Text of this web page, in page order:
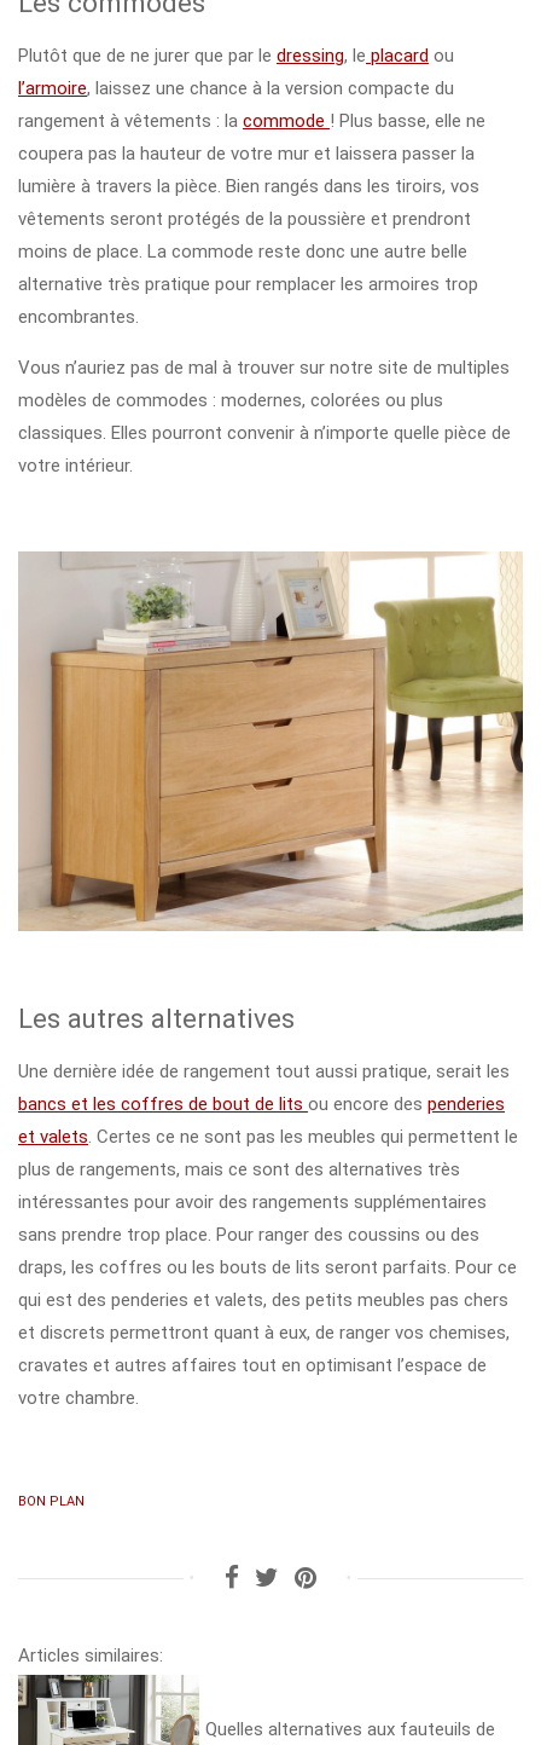
Plutôt que de ne jurer que par le dressing, le placard ou
l’armoire, laissez une chance à la version compacte du
rangement à vêtements : la commode ! Plus basse, elle ne
coupera pas la hauteur de votre mur et laissera passer la
lumière à travers la pièce. Bien rangés dans les tiroirs, vos
vêtements seront protégés de la poussière et prendront
moins de place. La commode reste donc une autre belle
alternative très pratique pour remplacer les armoires trop
encombrantes.
Vous n’auriez pas de mal à trouver sur notre site de multiples
modèles de commodes : modernes, colorées ou plus
classiques. Elles pourront convenir à n’importe quelle pièce de
votre intérieur.
Les autres alternatives
Une dernière idée de rangement tout aussi pratique, serait les
bancs et les coffres de bout de lits ou encore des penderies
et valets. Certes ce ne sont pas les meubles qui permettent le
plus de rangements, mais ce sont des alternatives très
intéressantes pour avoir des rangements supplémentaires
sans prendre trop place. Pour ranger des coussins ou des
draps, les coffres ou les bouts de lits seront parfaits. Pour ce
qui est des penderies et valets, des petits meubles pas chers
et discrets permettront quant à eux, de ranger vos chemises,
cravates et autres affaires tout en optimisant l’espace de
votre chambre.
BON PLAN
Articles similaires:
Quelles alternatives aux fauteuils de